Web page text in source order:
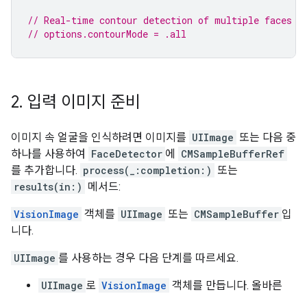
// Real-time contour detection of multiple faces
// options.contourMode = .all
2. 입력 이미지 준비
이미지 속 얼굴을 인식하려면 이미지를 UIImage 또는 다음 중
하나를 사용하여
FaceDetector 에
CMSampleBufferRef
를 추가합니다. process(_:completion:) 또는
results(in:) 메서드:
VisionImage 객체를 UIImage 또는 CMSampleBuffer 입
니다.
UIImage 를 사용하는 경우 다음 단계를 따르세요.
UIImage 로 VisionImage 객체를 만듭니다. 올바른